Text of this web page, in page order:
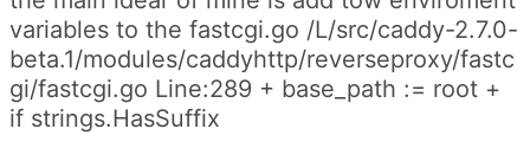
variables to the fastcgi.go /L/src/caddy-2.7.0-
beta.1/modules/caddyhttp/reverseproxy/fastc
gi/fastcgi.go Line:289 + base_path := root +
if strings.HasSuffix